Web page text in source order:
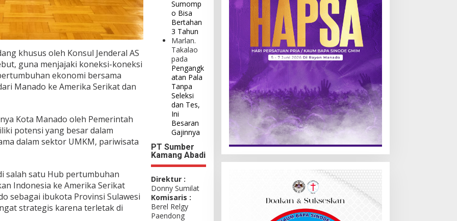
khusus oleh Konsul Jenderal AS
guna menjajaki koneksi-koneksi
ekonomi bersama
Manado ke Amerika Serikat dan
Kota Manado oleh Pemerintah
potensi yang besar dalam
dalam sektor UMKM, pariwisata
salah satu Hub pertumbuhan
Indonesia ke Amerika Serikat
sebagai ibukota Provinsi Sulawesi
strategis karena terletak di
Sumomp
o Bisa
Bertahan
3 Tahun
Marlan.
Takalao
pada
Pengangk
atan Pala
Tanpa
Seleksi
dan Tes,
Ini
Besaran
Gajinnya
PT Sumber
Kamang Abadi
Direktur :
Donny Sumilat
Komisaris :
Berel Relgy
Paendong